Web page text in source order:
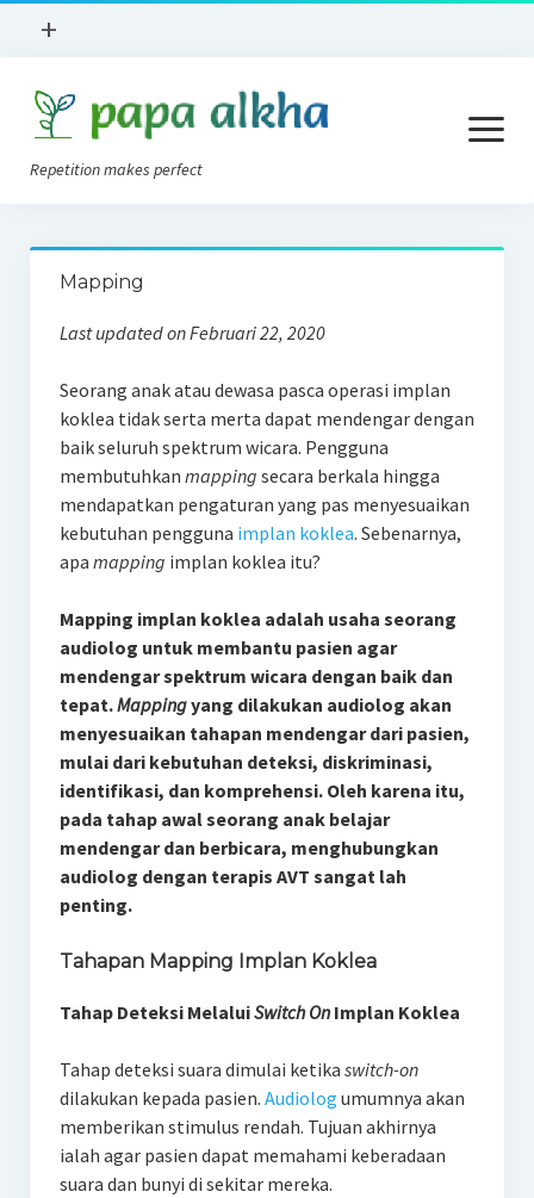
open
+
Books Review
Lokasi
Apa Itu?
Implan Koklea
Repetition makes perfect
open
menu
Konsep AVT
Tips AVT Di Rumah
Alat Bantu Dengar
Blog
Forum
Mapping
Last updated on Februari 22, 2020
Seorang anak atau dewasa pasca operasi implan
koklea tidak serta merta dapat mendengar dengan
baik seluruh spektrum wicara. Pengguna
membutuhkan mapping secara berkala hingga
mendapatkan pengaturan yang pas menyesuaikan
kebutuhan pengguna implan koklea. Sebenarnya,
apa mapping implan koklea itu?
Mapping implan koklea adalah usaha seorang
audiolog untuk membantu pasien agar
mendengar spektrum wicara dengan baik dan
tepat.Mappingyang dilakukan audiolog akan
menyesuaikan tahapan mendengar dari pasien,
mulai dari kebutuhan deteksi, diskriminasi,
identifikasi, dan komprehensi. Oleh karena itu,
pada tahap awal seorang anak belajar
mendengar dan berbicara, menghubungkan
audiolog dengan terapis AVT sangat lah
penting.
Tahapan Mapping Implan Koklea
Tahap Deteksi MelaluiSwitch OnImplan Koklea
Tahap deteksi suara dimulai ketika switch-on
dilakukan kepada pasien. Audiolog umumnya akan
memberikan stimulus rendah. Tujuan akhirnya
ialah agar pasien dapat memahami keberadaan
suara dan bunyi di sekitar mereka.